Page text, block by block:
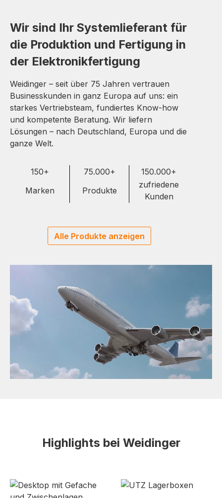
Wir sind Ihr Systemlieferant für
die Produktion und Fertigung in
der Elektronikfertigung
Weidinger – seit über 75 Jahren vertrauen
Businesskunden in ganz Europa auf uns: ein
starkes Vertriebsteam, fundiertes Know-how
und kompetente Beratung. Wir liefern
Lösungen – nach Deutschland, Europa und die
ganze Welt.
150+ 75.000+
150.000+
Marken
Produkte
zufriedene
Kunden
Alle Produkte anzeigen
Highlights bei Weidinger